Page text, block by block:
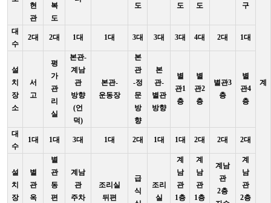
현
관
복
도
도
도
도
구
계
대
수
2대 2대 1대 1대 3대 3대 3대 4대 2대 1대
설
치
장
소
서
고
평
가
관
리
실
본관-
계남
관
방향
(언
덕)
본관-
운동장
본
관
-정
문
방
향
본
관-
별관
방향
별
관1
층
별
관2
층
별관3
층
별
관4
층
대
수
1대 1대 3대 1대 2대 1대 1대 2대 2대 2대
설
치
장
별
관
옥
별
관
동
편
계남
관
주차
조리실
뒤편
급
식
조리
실
계
남
관
1층
계
남
관
1층
계남
관
2층
계
남
관
2층